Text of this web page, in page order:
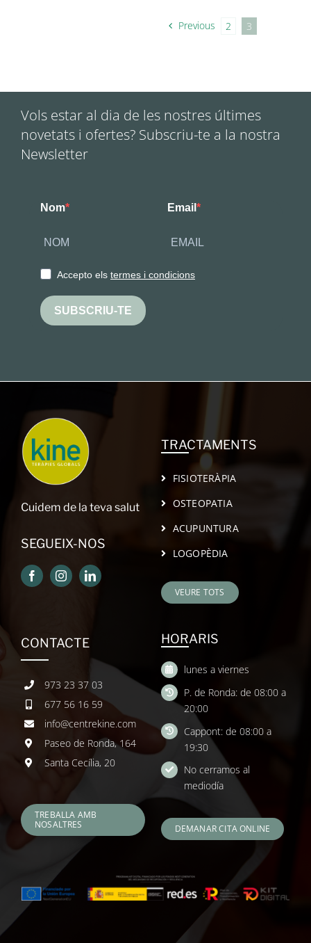
Previous 2 3
Vols estar al dia de les nostres últimes
novetats i ofertes? Subscriu-te a la nostra
Newsletter
Nom Email
Accepto els termes i condicions
SUBSCRIU-TE
Cuidem de la teva salut
SEGUEIX-NOS
TRACTAMENTS
FISIOTERÀPIA
OSTEOPATIA
ACUPUNTURA
LOGOPÈDIA
VEURE TOTS
CONTACTE
973 23 37 03
677 56 16 59
info@centrekine.com
Paseo de Ronda, 164
Santa Cecília, 20
TREBALLA AMB
NOSALTRES
HORARIS
lunes a viernes
P. de Ronda: de 08:00 a
20:00
Cappont: de 08:00 a
19:30
No cerramos al
mediodía
DEMANAR CITA ONLINE